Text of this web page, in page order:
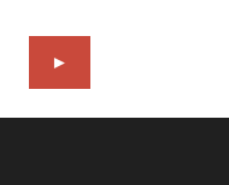
►